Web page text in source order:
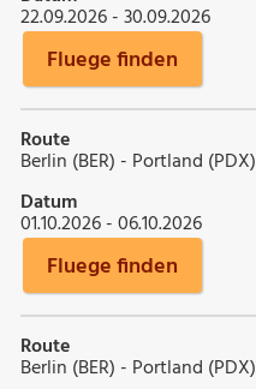
22.09.2026 - 30.09.2026
Fluege finden
Route
Berlin (BER) - Portland (PDX)
Datum
01.10.2026 - 06.10.2026
Fluege finden
Route
Berlin (BER) - Portland (PDX)